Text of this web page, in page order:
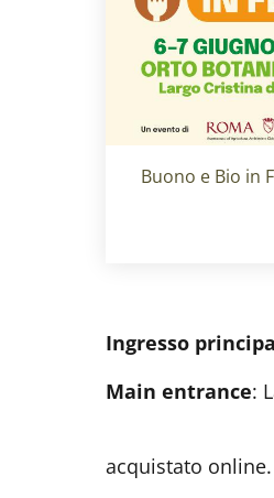
Titolo card:
Buono e Bio in
Ingresso
Main entrance:
acquistato